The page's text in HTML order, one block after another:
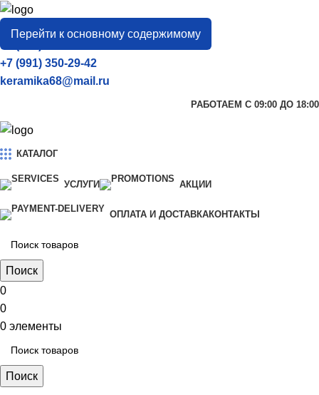
Перейти к основному содержимому
город
Тамбов
+7 (906) 657-33-54
+7 (991) 350-29-42
keramika68@mail.ru
РАБОТАЕМ С 09:00 ДО 18:00
КАТАЛОГ
УСЛУГИ АКЦИИ
ОПЛАТА И ДОСТАВКАКОНТАКТЫ
Поиск
0
0
0 элементы
Поиск